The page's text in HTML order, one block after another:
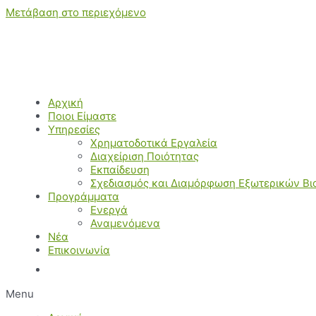
Μετάβαση στο περιεχόμενο
Αρχική
Ποιοι Είμαστε
Υπηρεσίες
Χρηματοδοτικά Εργαλεία
Διαχείριση Ποιότητας
Εκπαίδευση
Σχεδιασμός και Διαμόρφωση Εξωτερικών
Προγράμματα
Ενεργά
Αναμενόμενα
Νέα
Επικοινωνία
Menu